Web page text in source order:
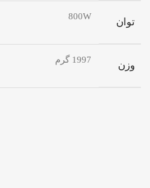
توان 800W
وزن 1997 گرم